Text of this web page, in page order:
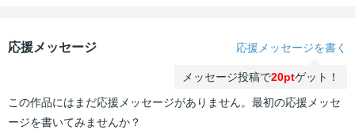
応援メッセージ 応援メッセージを書く
メッセージ投稿で20ptゲット！
この作品にはまだ応援メッセージがありません。最初の応援メッセ
ージを書いてみませんか？